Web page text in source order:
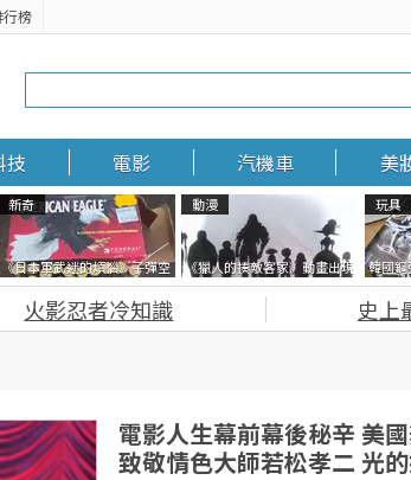
行榜
技 電影 汽機車 美
新奇
《日本軍武迷的煩惱》子彈空
盒在日本超級貴 美國網友直接
一大箱寄給他了
動漫
《獵人的揍敵客家》動畫出現
的這個剪影是誰？你是不是忘
玩具
韓國
塞不
益提
火影忍者冷知識 史上
電影人生幕前幕後秘辛 美
致敬情色大師若松孝二 光